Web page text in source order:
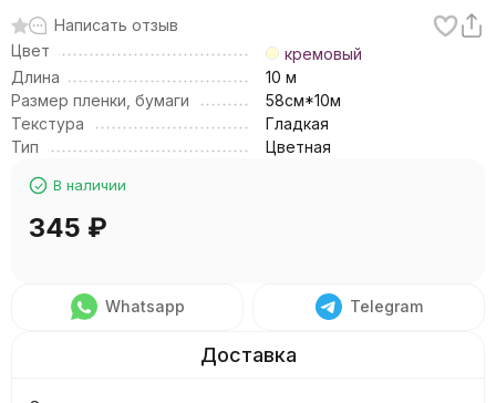
Написать отзыв
Цвет
кремовый
Длина
10 м
Размер пленки, бумаги
58см*10м
Текстура
Гладкая
Тип
Цветная
В наличии
345 ₽
Whatsapp Telegram